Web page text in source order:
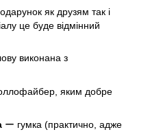
як друзям так і
це буде відмінний
виконана з
яким добре
ー гумка (практично, адже